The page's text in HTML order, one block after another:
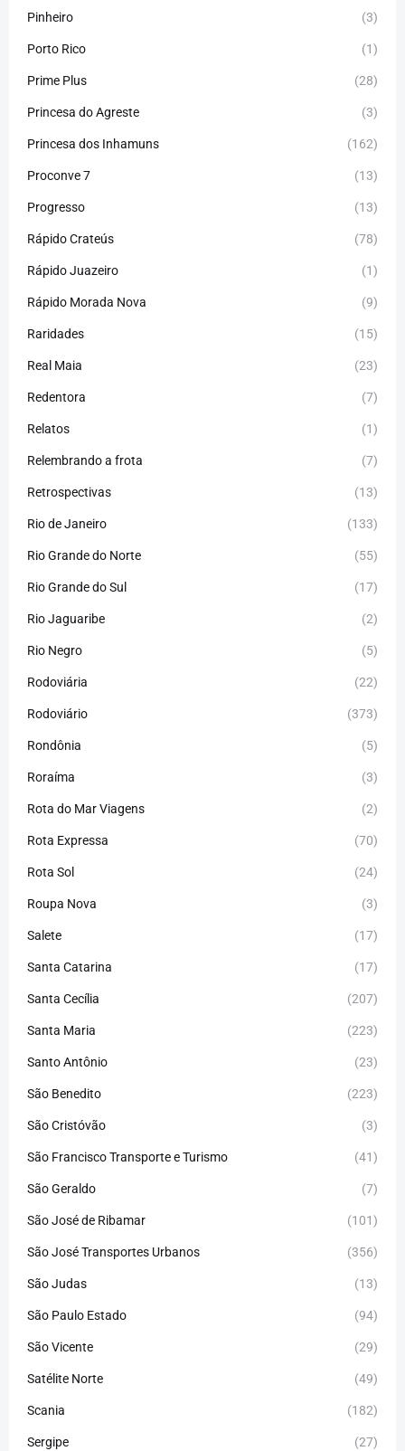
Pinheiro (3)
Porto Rico (1)
Prime Plus (28)
Princesa do Agreste (3)
Princesa dos Inhamuns (162)
Proconve 7 (13)
Progresso (13)
Rápido Crateús (78)
Rápido Juazeiro (1)
Rápido Morada Nova (9)
Raridades (15)
Real Maia (23)
Redentora (7)
Relatos (1)
Relembrando a frota (7)
Retrospectivas (13)
Rio de Janeiro (133)
Rio Grande do Norte (55)
Rio Grande do Sul (17)
Rio Jaguaribe (2)
Rio Negro (5)
Rodoviária (22)
Rodoviário (373)
Rondônia (5)
Roraíma (3)
Rota do Mar Viagens (2)
Rota Expressa (70)
Rota Sol (24)
Roupa Nova (3)
Salete (17)
Santa Catarina (17)
Santa Cecília (207)
Santa Maria (223)
Santo Antônio (23)
São Benedito (223)
São Cristóvão (3)
São Francisco Transporte e Turismo (41)
São Geraldo (7)
São José de Ribamar (101)
São José Transportes Urbanos (356)
São Judas (13)
São Paulo Estado (94)
São Vicente (29)
Satélite Norte (49)
Scania (182)
Sergipe (27)